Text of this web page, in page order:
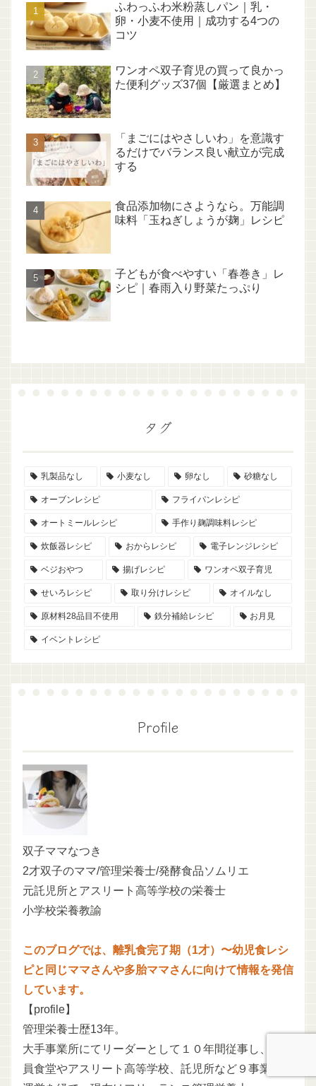
ふわっふわ米粉蒸しパン｜乳・
卵・小麦不使用｜成功する4つの
コツ
ワンオペ双子育児の買って良かっ
た便利グッズ37個【厳選まとめ】
「まごにはやさしいわ」を意識す
るだけでバランス良い献立が完成
する
食品添加物にさようなら。万能調
味料「玉ねぎしょうが麹」レシピ
子どもが食べやすい「春巻き」レ
シピ｜春雨入り野菜たっぷり
タグ
乳製品なし 小麦なし 卵なし 砂糖なし
オーブンレシピ フライパンレシピ
オートミールレシピ 手作り麹調味料レシピ
炊飯器レシピ おからレシピ 電子レンジレシピ
ベジおやつ 揚げレシピ ワンオペ双子育児
せいろレシピ 取り分けレシピ オイルなし
原材料28品目不使用 鉄分補給レシピ お月見
イベントレシピ
Profile
双子ママなつき
2才双子のママ/管理栄養士/発酵食品ソムリエ
元託児所とアスリート高等学校の栄養士
小学校栄養教諭
このブログでは、離乳食完了期（1才）〜幼児食レシ
ピと同じママさんや多胎ママさんに向けて情報を発信
しています。
【profile】
管理栄養士歴13年。
大手事業所にてリーダーとして１０年間従事し、従業
員食堂やアスリート高等学校、託児所など９事業所の